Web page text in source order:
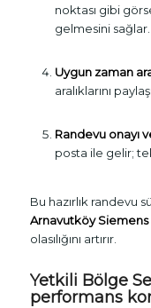
noktası gibi
gelmesini sağlar.
Uygun zaman
aralıklarını
Randevu onayı
posta ile gelir;
Bu hazırlık randevu
Arnavutköy Siemens
olasılığını artırır.
Yetkili Bölge
performans